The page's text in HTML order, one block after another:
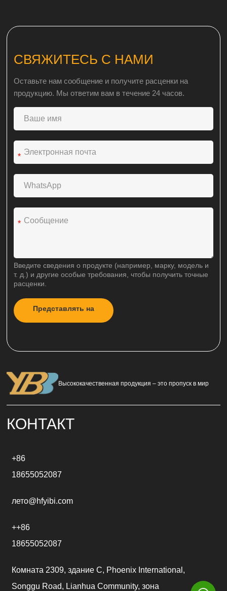
Высококачественная продукция – это пропуск в мир
КОНТАКТ
+86
18655052087
лето@hfyibi.com
++86
18655052087
Комната 2309, здание C, Phoenix International,
Songgu Road, Lianhua Community, зона
СВЯЖИТЕСЬ С НАМИ
Оставьте нам сообщение и получите расценки на
продукцию. Мы ответим вам в течение 24 часов.
*
*
Введите сведения о продукте (например, марку, модель и
т. д.) и другие особые требования, чтобы получить точные
расценки.
Представлять на
e
n
a
e
: